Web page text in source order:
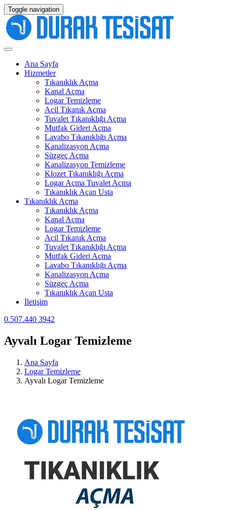
Toggle navigation
Ana Sayfa
Hizmetler
Tıkanıklık Açma
Kanal Açma
Logar Temizleme
Acil Tıkanık Açma
Tuvalet Tıkanıklığı Açma
Mutfak Gideri Açma
Lavabo Tıkanıklığı Açma
Kanalizasyon Açma
Süzgeç Açma
Kanalizasyon Temizleme
Klozet Tıkanıklığı Açma
Logar Açma Tuvalet Açma
Tıkanıklık Açan Usta
Tıkanıklık Açma
Tıkanıklık Açma
Kanal Açma
Logar Temizleme
Acil Tıkanık Açma
Tuvalet Tıkanıklığı Açma
Mutfak Gideri Açma
Lavabo Tıkanıklığı Açma
Kanalizasyon Açma
Süzgeç Açma
Tıkanıklık Açan Usta
İletişim
0.507.440 3942
Ayvalı Logar Temizleme
Ana Sayfa
Logar Temizleme
Ayvalı Logar Temizleme